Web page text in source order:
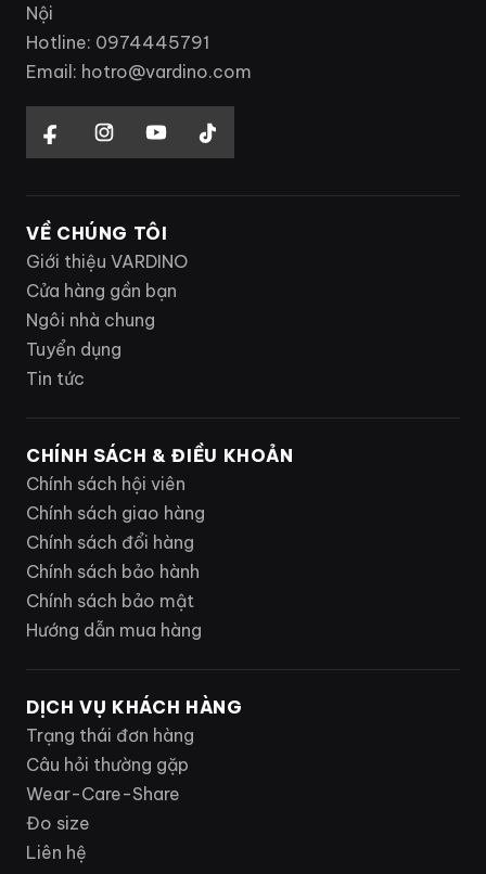
Nội
Hotline: 0974445791
Email: hotro@vardino.com
VỀ CHÚNG TÔI
Giới thiệu VARDINO
Cửa hàng gần bạn
Ngôi nhà chung
Tuyển dụng
Tin tức
CHÍNH SÁCH & ĐIỀU KHOẢN
Chính sách hội viên
Chính sách giao hàng
Chính sách đổi hàng
Chính sách bảo hành
Chính sách bảo mật
Hướng dẫn mua hàng
DỊCH VỤ KHÁCH HÀNG
Trạng thái đơn hàng
Câu hỏi thường gặp
Wear-Care-Share
Đo size
Liên hệ